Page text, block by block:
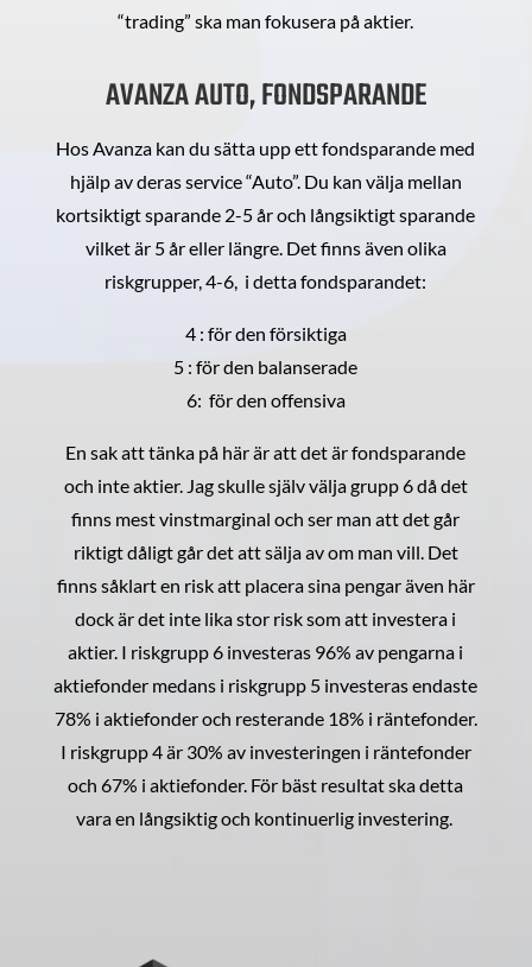
“trading” ska man fokusera på aktier.
AVANZA AUTO, FONDSPARANDE
Hos Avanza kan du sätta upp ett fondsparande med
hjälp av deras service “Auto”. Du kan välja mellan
kortsiktigt sparande 2-5 år och långsiktigt sparande
vilket är 5 år eller längre. Det finns även olika
riskgrupper, 4-6, i detta fondsparandet:
4 : för den försiktiga
5 : för den balanserade
6: för den offensiva
En sak att tänka på här är att det är fondsparande
och inte aktier. Jag skulle själv välja grupp 6 då det
finns mest vinstmarginal och ser man att det går
riktigt dåligt går det att sälja av om man vill. Det
finns såklart en risk att placera sina pengar även här
dock är det inte lika stor risk som att investera i
aktier. I riskgrupp 6 investeras 96% av pengarna i
aktiefonder medans i riskgrupp 5 investeras endaste
78% i aktiefonder och resterande 18% i räntefonder.
I riskgrupp 4 är 30% av investeringen i räntefonder
och 67% i aktiefonder. För bäst resultat ska detta
vara en långsiktig och kontinuerlig investering.